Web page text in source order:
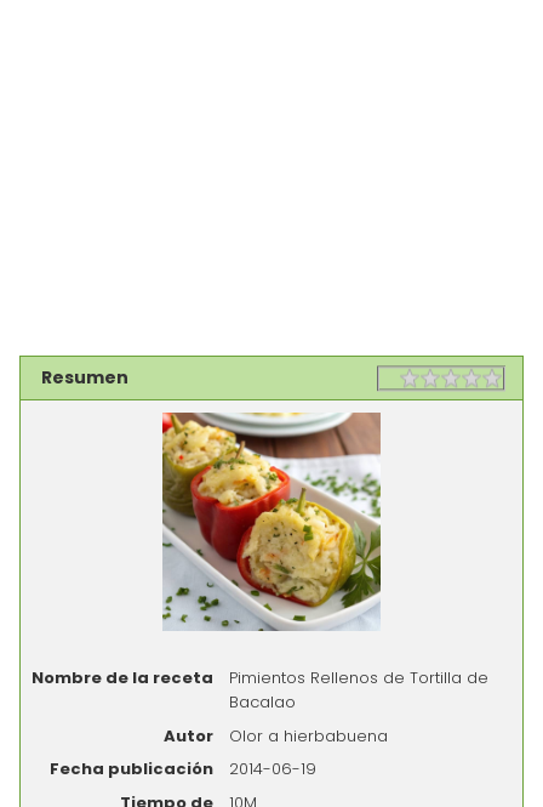
Resumen Rating
Nombre de la receta
Pimientos Rellenos de Tortilla de
Bacalao
Autor
Olor a hierbabuena
Fecha publicación
2014-06-19